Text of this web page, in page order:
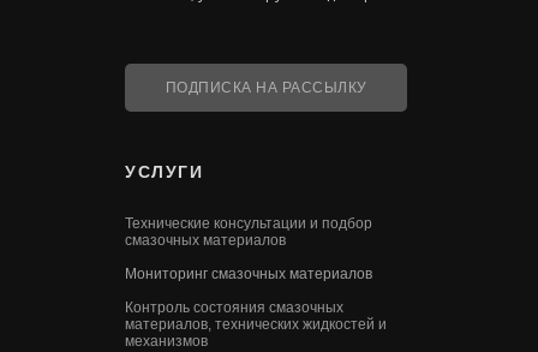
УСЛУГИ
Технические консультации и подбор
смазочных материалов
Мониторинг смазочных материалов
Контроль состояния смазочных
материалов, технических жидкостей и
механизмов
ПОДПИСКА НА РАССЫЛКУ